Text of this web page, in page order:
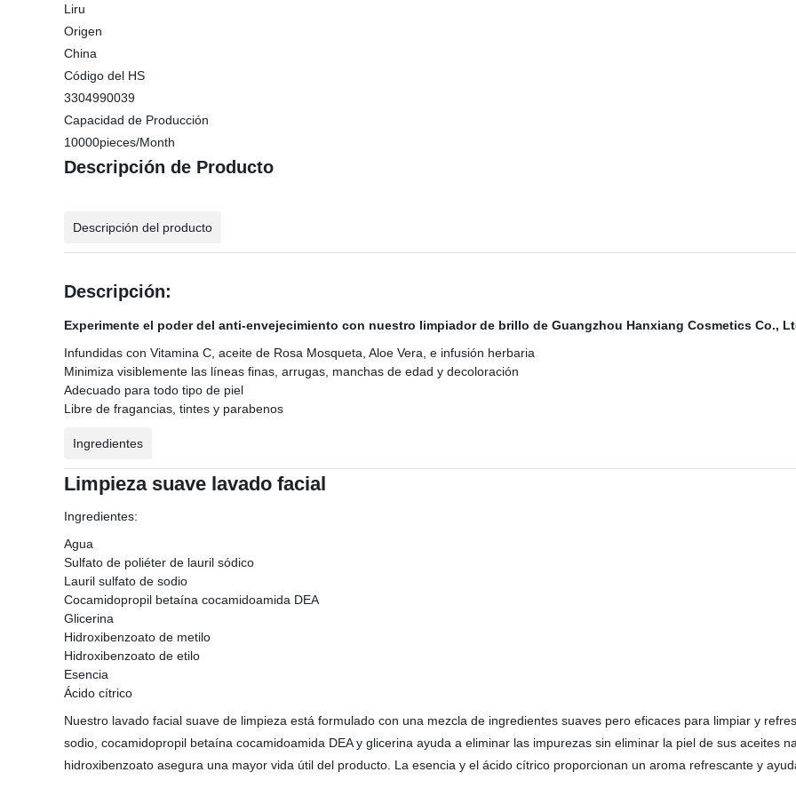
Liru
Origen
China
Código del HS
3304990039
Capacidad de Producción
10000pieces/Month
Descripción de Producto
Descripción del producto
Descripción:
Experimente el poder del anti-envejecimiento con nuestro limpiador de brillo de Guangzhou Hanxiang Cosmetics Co.,
Infundidas con Vitamina C, aceite de Rosa Mosqueta, Aloe Vera, e infusión herbaria
Minimiza visiblemente las líneas finas, arrugas, manchas de edad y decoloración
Adecuado para todo tipo de piel
Libre de fragancias, tintes y parabenos
Ingredientes
Limpieza suave lavado facial
Ingredientes:
Agua
Sulfato de poliéter de lauril sódico
Lauril sulfato de sodio
Cocamidopropil betaína cocamidoamida DEA
Glicerina
Hidroxibenzoato de metilo
Hidroxibenzoato de etilo
Esencia
Ácido cítrico
Nuestro lavado facial suave de limpieza está formulado con una mezcla de ingredientes suaves pero eficaces para limpiar y
sodio, cocamidopropil betaína cocamidoamida DEA y glicerina ayuda a eliminar las impurezas sin eliminar la piel de sus aceites
hidroxibenzoato asegura una mayor vida útil del producto. La esencia y el ácido cítrico proporcionan un aroma refrescante y